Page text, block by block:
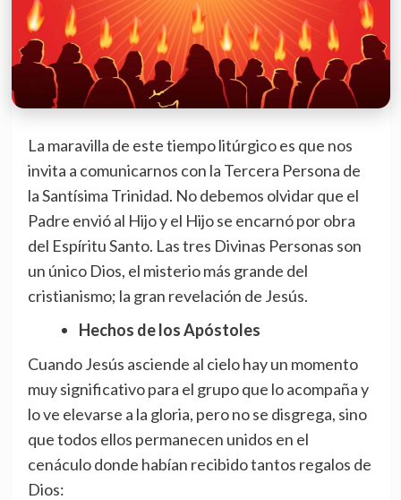
La maravilla de este tiempo litúrgico es que nos
invita a comunicarnos con la Tercera Persona de
la Santísima Trinidad. No debemos olvidar que el
Padre envió al Hijo y el Hijo se encarnó por obra
del Espíritu Santo. Las tres Divinas Personas son
un único Dios, el misterio más grande del
cristianismo; la gran revelación de Jesús.
Hechos de los Apóstoles
Cuando Jesús asciende al cielo hay un momento
muy significativo para el grupo que lo acompaña y
lo ve elevarse a la gloria, pero no se disgrega, sino
que todos ellos permanecen unidos en el
cenáculo donde habían recibido tantos regalos de
Dios: